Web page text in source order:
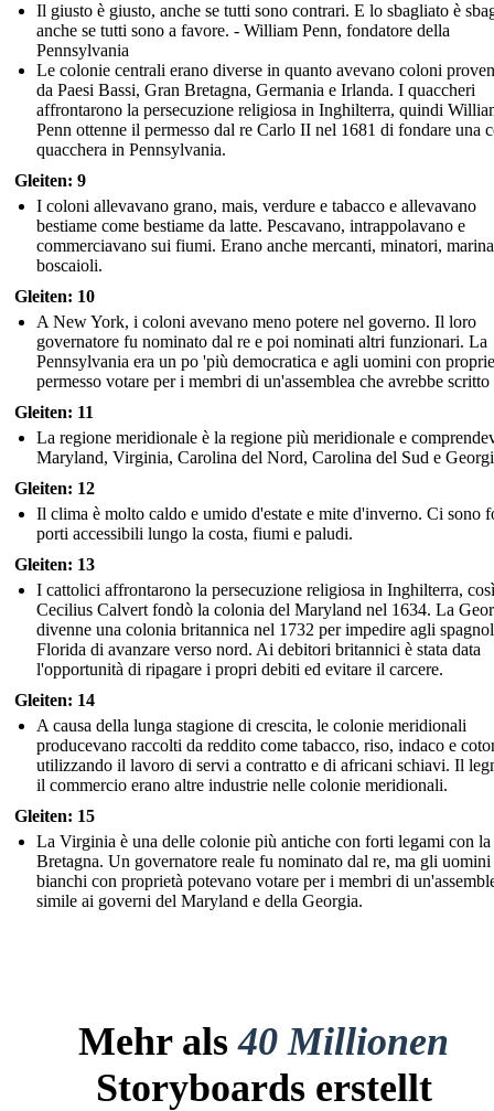
Il giusto è giusto, anche se tutti sono contrari. E lo sbagliato è
anche se tutti sono a favore. - William Penn, fondatore della
Pennsylvania
Le colonie centrali erano diverse in quanto avevano coloni
da Paesi Bassi, Gran Bretagna, Germania e Irlanda. I quaccheri
affrontarono la persecuzione religiosa in Inghilterra, quindi
Penn ottenne il permesso dal re Carlo II nel 1681 di fondare una
quacchera in Pennsylvania.
Gleiten: 9
I coloni allevavano grano, mais, verdure e tabacco e allevavano
bestiame come bestiame da latte. Pescavano, intrappolavano e
commerciavano sui fiumi. Erano anche mercanti, minatori,
boscaioli.
Gleiten: 10
A New York, i coloni avevano meno potere nel governo. Il loro
governatore fu nominato dal re e poi nominati altri funzionari. La
Pennsylvania era un po 'più democratica e agli uomini con
permesso votare per i membri di un'assemblea che avrebbe
Gleiten: 11
La regione meridionale è la regione più meridionale e
Maryland, Virginia, Carolina del Nord, Carolina del Sud e
Gleiten: 12
Il clima è molto caldo e umido d'estate e mite d'inverno. Ci sono
porti accessibili lungo la costa, fiumi e paludi.
Gleiten: 13
I cattolici affrontarono la persecuzione religiosa in Inghilterra, così
Cecilius Calvert fondò la colonia del Maryland nel 1634. La
divenne una colonia britannica nel 1732 per impedire agli
Florida di avanzare verso nord. Ai debitori britannici è stata data
l'opportunità di ripagare i propri debiti ed evitare il carcere.
Gleiten: 14
A causa della lunga stagione di crescita, le colonie meridionali
producevano raccolti da reddito come tabacco, riso, indaco e
utilizzando il lavoro di servi a contratto e di africani schiavi. Il
il commercio erano altre industrie nelle colonie meridionali.
Gleiten: 15
La Virginia è una delle colonie più antiche con forti legami con
Bretagna. Un governatore reale fu nominato dal re, ma gli uomini
bianchi con proprietà potevano votare per i membri di
simile ai governi del Maryland e della Georgia.
Mehr als40 Millionen
Storyboards erstellt